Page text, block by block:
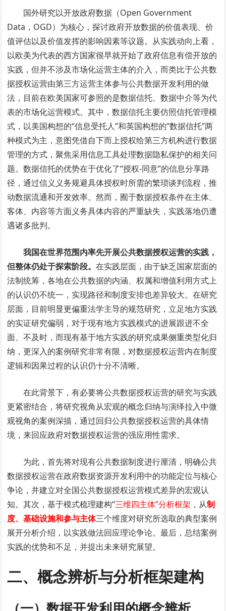
国外研究以开放政府数据（Open Government
Data，OGD）为核心，探讨政府开放数据的价值表现、价
值评估以及价值发挥的影响因素等议题。从实践动向上看，
以欧美为代表的西方国家很早就开始了政府信息有偿开放的
实践，但并不涉及市场化运营主体的介入，而类比于公共数
据授权运营由第三方运营主体参与公共数据开发利用的做
法，目前在欧美国家可参照的是数据信托、数据中介等为代
表的市场化运营模式。其中，数据信托主要仿照信托管理模
式，以美国构想的“信息受托人”和英国构想的“数据信托”两
种模式为主，意图凭借自下而上授权给第三方机构进行数据
管理的方式，聚焦采用信息工具处理数据隐私保护的相关问
题。数据信托的优势在于优化了“授权-同意”的信息分享路
径，通过信义义务规避具体授权时所需的繁琐谈判流程，推
动数据流通和开发效率。然而，囿于数据授权条件在主体、
客体、内容等方面义务具体内容的严重缺失，实践落地仍遭
遇诸多批判。
我国在世界范围内率先开展公共数据授权运营的实践，
但整体仍处于探索阶段。在实践层面，由于缺乏国家层面的
法制统筹，各地在公共数据的内涵、权属和增值利用方式上
的认识仍不统一，实现路径和制度安排也差异较大。在研究
层面，目前明显更偏重法学主导的规范研究，立足地方实践
的实证研究偏弱，对于现有地方实践模式的进展跟进不全
面、不及时，而现有基于地方实践的研究成果侧重类型化归
纳，更深入的案例研究非常有限，对数据授权运营内在制度
逻辑和因果过程的认识仍十分不清晰。
在此背景下，有必要将公共数据授权运营的研究与实践
更紧密结合，将研究视角从宏观的概念归纳与演绎拉入中微
观视角的案例深描，通过回归公共数据授权运营的具体情
境，来回应政府对数据授权运营的强应用性需求。
为此，首先将对现有公共数据制度进行厘清，明确公共
数据授权运营在政府数据资源开发利用中的功能定位与核心
争论，并建立对全国公共数据授权运营模式差异的宏观认
知。其次，基于模式梳理建构“三维四主体”分析框架 ，从制
度、基础设施和参与主体三个维度对研究所选取的典型案例
展开分析介绍，以实践做法回应理论争论。最后，总结案例
实践的优势和不足，并提出未来研究展望。
二、概念辨析与分析框架建构